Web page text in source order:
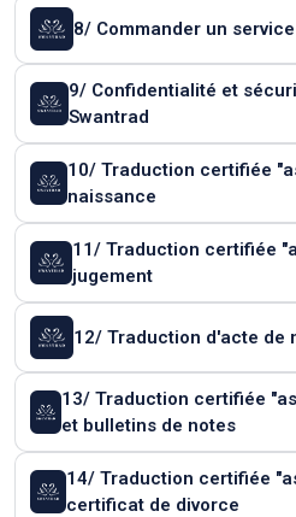
8/ Commander un service
9/ Confidentialité et
Swantrad
10/ Traduction certifiée
naissance
11/ Traduction certifiée
jugement
12/ Traduction d'acte de
13/ Traduction certifiée
et bulletins de notes
14/ Traduction certifiée
certificat de divorce